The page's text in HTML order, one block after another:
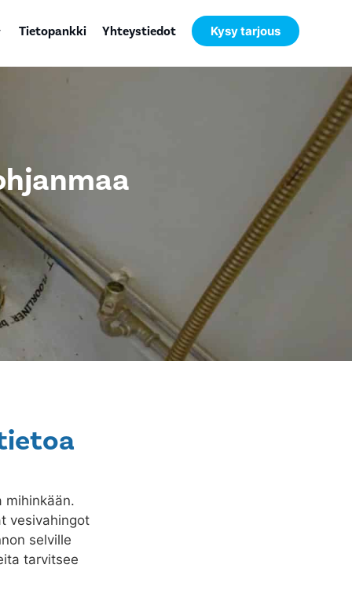
Tietopankki Yhteystiedot Kysy tarjous
mihinkään.
vesivahingot
selville
tarvitsee